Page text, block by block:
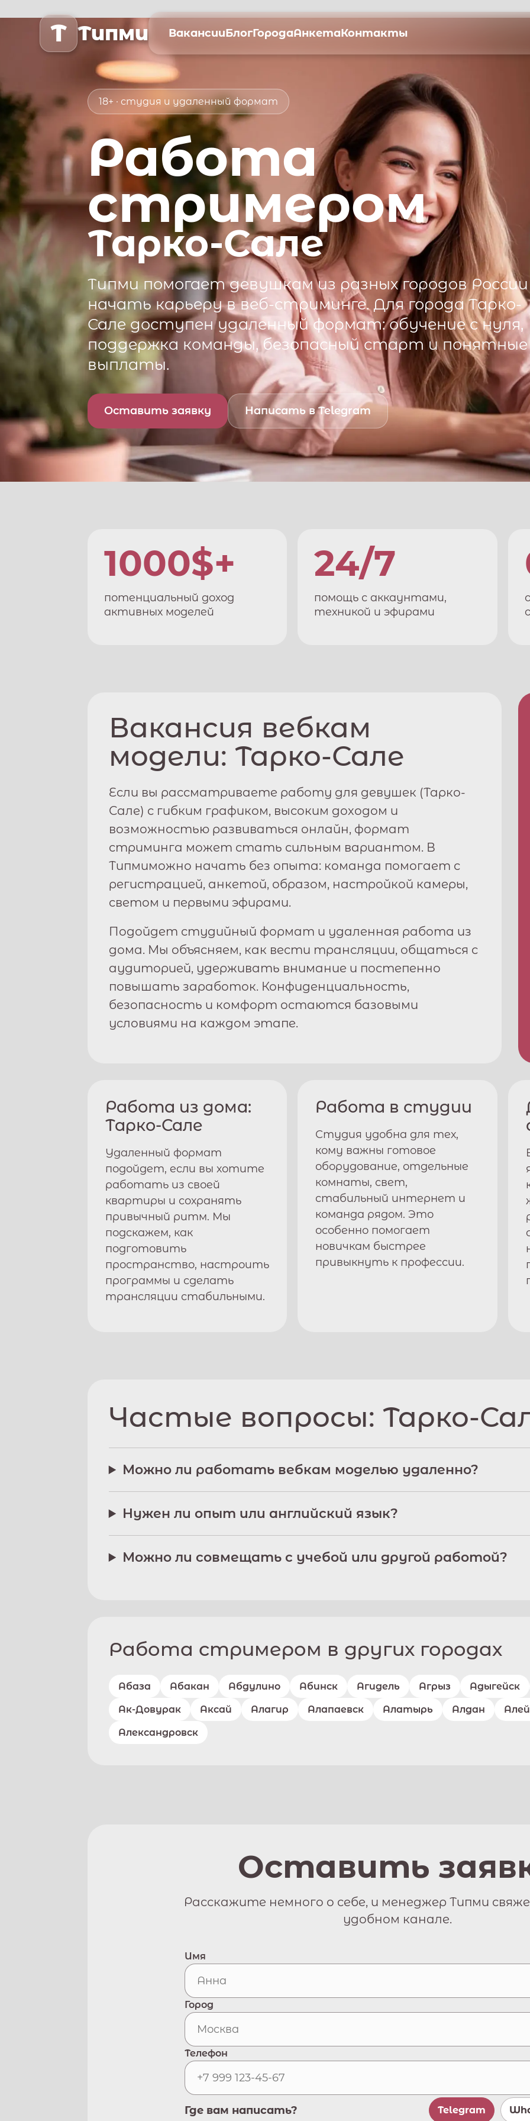
T Типми ВакансииБлогГородаАнкетаКонтакты
18+ · студия и удаленный формат
Работа
стримером
Тарко-Сале
Типмипомогает девушкам из разных городов России
начать карьеру в веб-стриминге. Для городаТарко-
Саледоступен удаленный формат: обучение с нуля,
поддержка команды, безопасный старт и понятные
выплаты.
Оставить заявку Написать в Telegram
1000$+
потенциальный доход
активных моделей
24/7
помощь с аккаунтами,
техникой и эфирами
Вакансия вебкам
модели: Тарко-Сале
Если вы рассматриваете работу для девушек (Тарко-
Сале) с гибким графиком, высоким доходом и
возможностью развиваться онлайн, формат
стриминга может стать сильным вариантом. В
Типмиможно начать без опыта: команда помогает с
регистрацией, анкетой, образом, настройкой камеры,
светом и первыми эфирами.
Подойдет студийный формат и удаленная работа из
дома. Мы объясняем, как вести трансляции, общаться с
аудиторией, удерживать внимание и постепенно
повышать заработок. Конфиденциальность,
безопасность и комфорт остаются базовыми
условиями на каждом этапе.
Работа из дома:
Тарко-Сале
Удаленный формат
подойдет, если вы хотите
работать из своей
квартиры и сохранять
привычный ритм. Мы
подскажем, как
подготовить
пространство, настроить
программы и сделать
трансляции стабильными.
Работа в студии
Студия удобна для тех,
кому важны готовое
оборудование, отдельные
комнаты, свет,
стабильный интернет и
команда рядом. Это
особенно помогает
новичкам быстрее
привыкнуть к профессии.
Частые вопросы: Тарко-
Можно ли работать вебкам моделью удаленно?
Нужен ли опыт или английский язык?
Можно ли совмещать с учебой или другой работой?
Работа стримером в других городах
Абаза Абакан Абдулино Абинск Агидель Агрыз Адыгейск
Ак-Довурак Аксай Алагир Алапаевск Алатырь Алдан
Александровск
Оставить
Расскажите немного о себе, и менеджер Типми
удобном канале.
Имя
Город
Телефон
Где вам написать? Telegram